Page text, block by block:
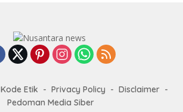
Kode Etik Privacy Policy
Disclaimer
Pedoman Media Siber